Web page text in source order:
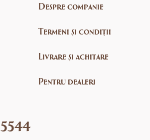
Despre companie
Termeni și condiții
Livrare și achitare
Pentru dealeri